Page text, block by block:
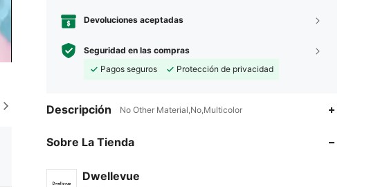
Devoluciones aceptadas
Seguridad en las compras
Pagos seguros
Protección de privacidad
Descripción No Other Material,No,Multicolor
Sobre La Tienda
Dwellevue